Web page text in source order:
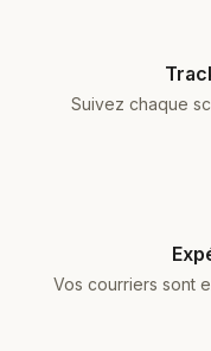
Suivez chaque
Vos courriers sont